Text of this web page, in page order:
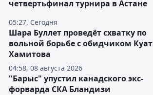
05:27, Сегодня
четвертьфинал турнира в Астане
04:58, 08 августа 2026
Шара Буллет проведёт схватку по
вольной борьбе с обидчиком
Хамитова
"Барыс" упустил канадского экс-
форварда СКА Бландизи